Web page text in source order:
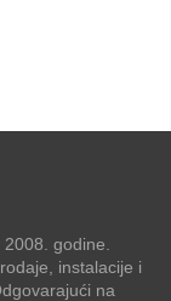
godine.
instalacije i
na